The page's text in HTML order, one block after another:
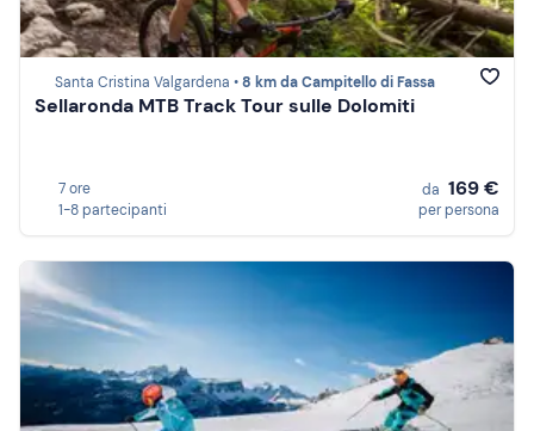
Santa Cristina Valgardena •8 km da Campitello di Fassa
Sellaronda MTB Track Tour sulle Dolomiti
7 ore
1-8 partecipanti
da 169 €
per persona